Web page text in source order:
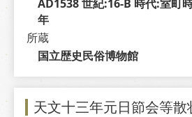
AD1538 世紀:16-B 時代:室町
年
所蔵
国立歴史民俗博物館
天文十三年元日節会等散